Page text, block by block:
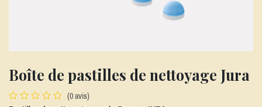
Boîte de pastilles de nettoyage Jura
(0 avis)